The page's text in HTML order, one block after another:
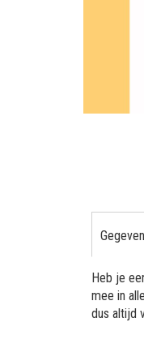
de
afbeeldingen-
Heb je
mee in
dus altijd